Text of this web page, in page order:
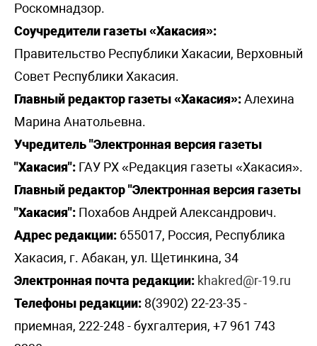
Роскомнадзор.
Соучредители газеты «Хакасия»:
Правительство Республики Хакасии, Верховный
Совет Республики Хакасия.
Главный редактор газеты «Хакасия»:Алехина
Марина Анатольевна.
Учредитель "Электронная версия газеты
"Хакасия": ГАУ РХ «Редакция газеты «Хакасия».
Главный редактор "Электронная версия газеты
"Хакасия": Похабов Андрей Александрович.
Адрес редакции: 655017, Россия, Республика
Хакасия, г. Абакан, ул. Щетинкина, 34
Электронная почта редакции: khakred@r-19.ru
Телефоны редакции: 8(3902) 22-23-35 -
приемная, 222-248 - бухгалтерия, +7 961 743